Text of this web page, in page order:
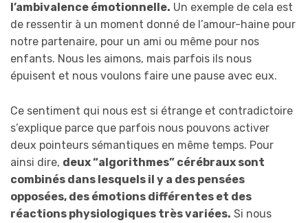
l’ambivalence émotionnelle. Un exemple de cela est
de ressentir à un moment donné de l’amour-haine pour
notre partenaire, pour un ami ou même pour nos
enfants. Nous les aimons, mais parfois ils nous
épuisent et nous voulons faire une pause avec eux.
Ce sentiment qui nous est si étrange et contradictoire
s’explique parce que parfois nous pouvons activer
deux pointeurs sémantiques en même temps. Pour
ainsi dire, deux “algorithmes” cérébraux sont
combinés dans lesquels il y a des pensées
opposées, des émotions différentes et des
réactions physiologiques très variées. Si nous